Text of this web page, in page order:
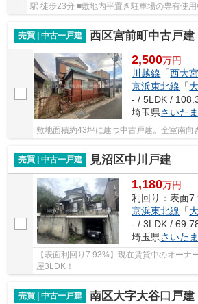
駅 徒歩23分 ■敷地内平置き駐車場の専有使用権付 ■ペット2匹飼育可能
(規約による制限あり)
売買 | 中古一戸建
西区宮前町中古戸建
2,500万円
川越線 「西大宮
京浜東北線 「
- / 5LDK /
埼玉県さいた
敷地面積約43坪に建つ中古戸建。全室南向
売買 | 中古一戸建 見沼区中川戸建
1,180万円
利回り：表面
京浜東北線 「
- / 3LDK /
埼玉県さいた
【表面利回り7.93%】現在賃貸中のオーナ
屋3LDK！
売買 | 中古一戸建 南区大字大谷口戸建